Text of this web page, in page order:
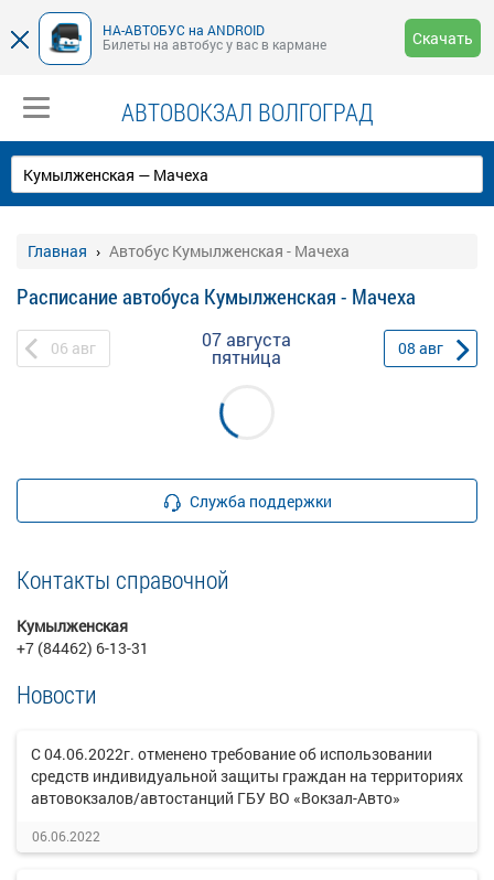
НА-АВТОБУС на ANDROID
Билеты на автобус у вас в кармане
Скачать
АВТОВОКЗАЛ ВОЛГОГРАД
Главная Автобус Кумылженская - Мачеха
Расписание автобуса Кумылженская - Мачеха
06 авг 07 августа
пятница 08 авг
Служба поддержки
Контакты справочной
Кумылженская
+7 (84462) 6-13-31
Новости
С 04.06.2022г. отменено требование об использовании
средств индивидуальной защиты граждан на территориях
автовокзалов/автостанций ГБУ ВО «Вокзал-Авто»
06.06.2022